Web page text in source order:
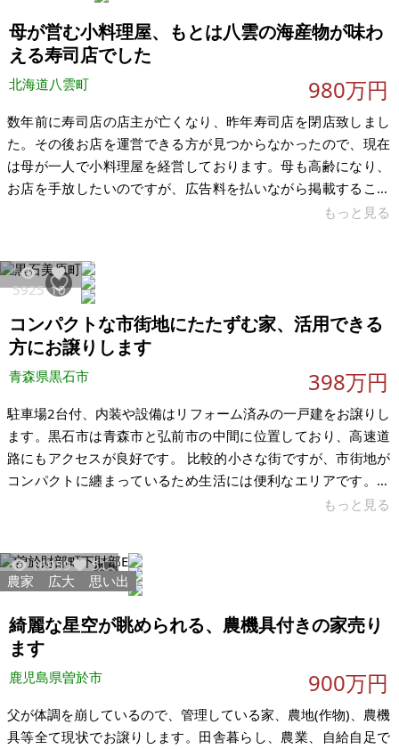
母が営む小料理屋、もとは八雲の海産物が味わ
える寿司店でした
北海道八雲町 980万円
数年前に寿司店の店主が亡くなり、昨年寿司店を閉店致しまし
た。その後お店を運営できる方が見つからなかったので、現在
は母が一人で小料理屋を経営しております。母も高齢になり、
お店を手放したいのですが、広告料を払いながら掲載すること
えるように致します。また、設備一式などの利用条件や廃棄な
ども含めての話し合いが必要かと存じます。 JR八雲駅から約
600m、バス停まで約290mの商業地域になります。木造で比較
的きれいなまま内装が残って
もっと見る
5925 10
コンパクトな市街地にたたずむ家、活用できる
方にお譲りします
青森県黒石市 398万円
駐車場2台付、内装や設備はリフォーム済みの一戸建をお譲りし
ます。黒石市は青森市と弘前市の中間に位置しており、高速道
路にもアクセスが良好です。 比較的小さな街ですが、市街地が
コンパクトに纏まっているため生活には便利なエリアです。縁
があって、投資用の戸建てとして取得しました。売却に至る経
実施、公簿売買でお願いします。すぐに取引可能です。 建物の
一部内装や、設備類（給排水・給湯器等）を2024年5月に更新
しておりますので使用可能です。閑静な住宅地に位置してお
り、小学校やコンビニも近いで
もっと見る
16959
51
農家
広大 思い出
綺麗な星空が眺められる、農機具付きの家売り
ます
鹿児島県曽於市 900万円
父が体調を崩しているので、管理している家、農地(作物)、農機
具等全て現状でお譲りします。田舎暮らし、農業、自給自足で